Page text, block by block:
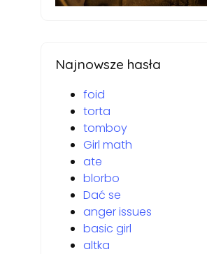
Najnowsze hasła
foid
torta
tomboy
Girl math
ate
blorbo
Dać se
anger issues
basic girl
altka